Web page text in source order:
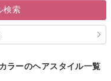
検索
ラーのヘアスタイル一覧